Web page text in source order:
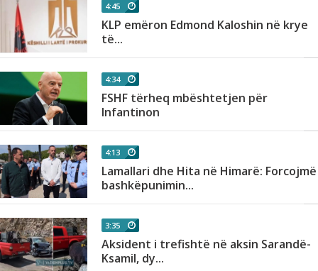
4:45
KLP emëron Edmond Kaloshin në krye
të...
4:34
FSHF tërheq mbështetjen për
Infantinon
4:13
Lamallari dhe Hita në Himarë: Forcojmë
bashkëpunimin...
3:35
Aksident i trefishtë në aksin Sarandë-
Ksamil, dy...